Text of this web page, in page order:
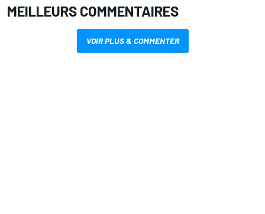
MEILLEURS COMMENTAIRES
VOIR PLUS & COMMENTER